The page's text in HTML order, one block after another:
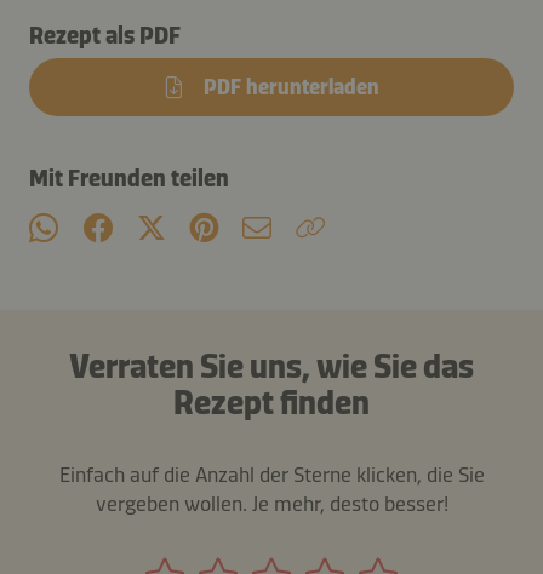
Rezept als PDF
PDF herunterladen
Mit Freunden teilen
Verraten Sie uns, wie Sie das
Rezept finden
Einfach auf die Anzahl der Sterne klicken, die Sie
vergeben wollen. Je mehr, desto besser!